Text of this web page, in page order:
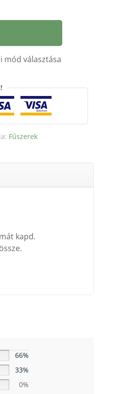
mód választása
Fűszerek
kapd.
66%
33%
0%